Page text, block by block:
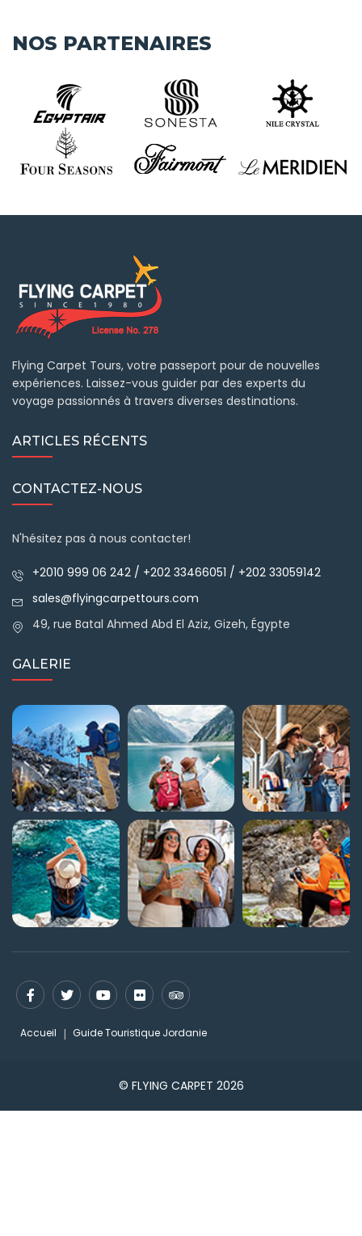
NOS PARTENAIRES
Flying Carpet Tours, votre passeport pour de nouvelles
expériences. Laissez-vous guider par des experts du
voyage passionnés à travers diverses destinations.
ARTICLES RÉCENTS
CONTACTEZ-NOUS
N'hésitez pas à nous contacter!
+2010 999 06 242 / +202 33466051 / +202 33059142
sales@flyingcarpettours.com
49, rue Batal Ahmed Abd El Aziz, Gizeh, Égypte
GALERIE
Accueil Guide Touristique Jordanie
© FLYING CARPET 2026